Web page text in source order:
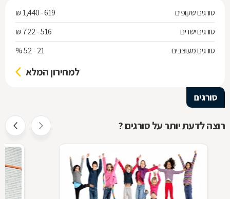
סורגים שקופים
619 - 1,440 ₪
סורגים ישרים
516 - 722 ₪
סורגים מעוצבים
21 - 52 %
למחירון המלא
סורגים
רוצה לדעת יותר על סורגים ?